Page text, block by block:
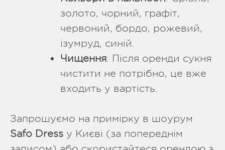
золото, чорний, графіт,
червоний, бордо, рожевий,
ізумруд, синій.
Чищення: Після оренди сукня
чистити не потрібно, це вже
входить у вартість.
Запрошуємо на примірку в шоурум
Safo Dress у Києві (за попереднім